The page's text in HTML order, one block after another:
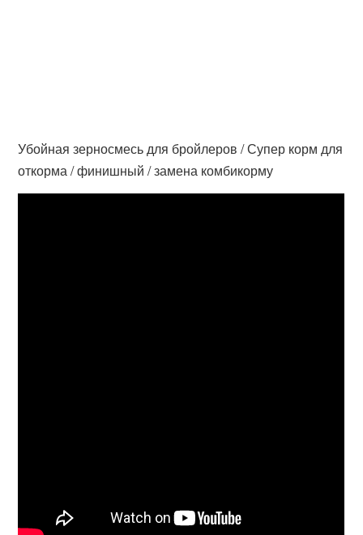
Убойная зерносмесь для бройлеров / Супер корм для
откорма / финишный / замена комбикорму